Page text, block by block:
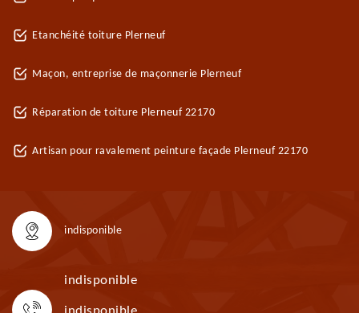
Etanchéité toiture Plerneuf
Maçon, entreprise de maçonnerie Plerneuf
Réparation de toiture Plerneuf 22170
Artisan pour ravalement peinture façade Plerneuf 22170
indisponible
indisponible